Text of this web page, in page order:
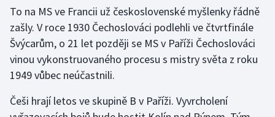
Lyže a snowboard
Moderní pětiboj
To na MS ve Francii už československé myšlenky řádně
zašly. V roce 1930 Čechoslováci podlehli ve čtvrtfinále
Švýcarům, o 21 let později se MS v Paříži Čechoslováci
vinou vykonstruovaného procesu s mistry světa z roku
1949 vůbec neúčastnili.
Češi hrají letos ve skupině B v Paříži. Vyvrcholení